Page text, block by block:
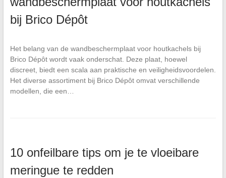
bij Brico Dépôt
Het belang van de wandbeschermplaat voor houtkachels bij
Brico Dépôt wordt vaak onderschat. Deze plaat, hoewel
discreet, biedt een scala aan praktische en veiligheidsvoordelen.
Het diverse assortiment bij Brico Dépôt omvat verschillende
modellen, die een…
10 onfeilbare tips om je te vloeibare
meringue te redden